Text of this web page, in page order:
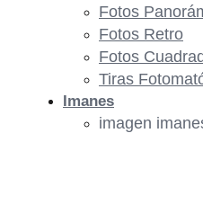
Fotos
Fotos Retro
Fotos
Tiras
Imanes
imagen